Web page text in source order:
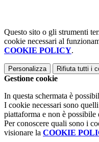
Questo sito o gli strumenti
cookie necessari al
COOKIE POLICY.
Personalizza Rifiuta tutti i
Gestione cookie
In questa schermata è
I cookie necessari sono
piattaforma e non è
Per conoscere quali sono i
visionare la COOKIE